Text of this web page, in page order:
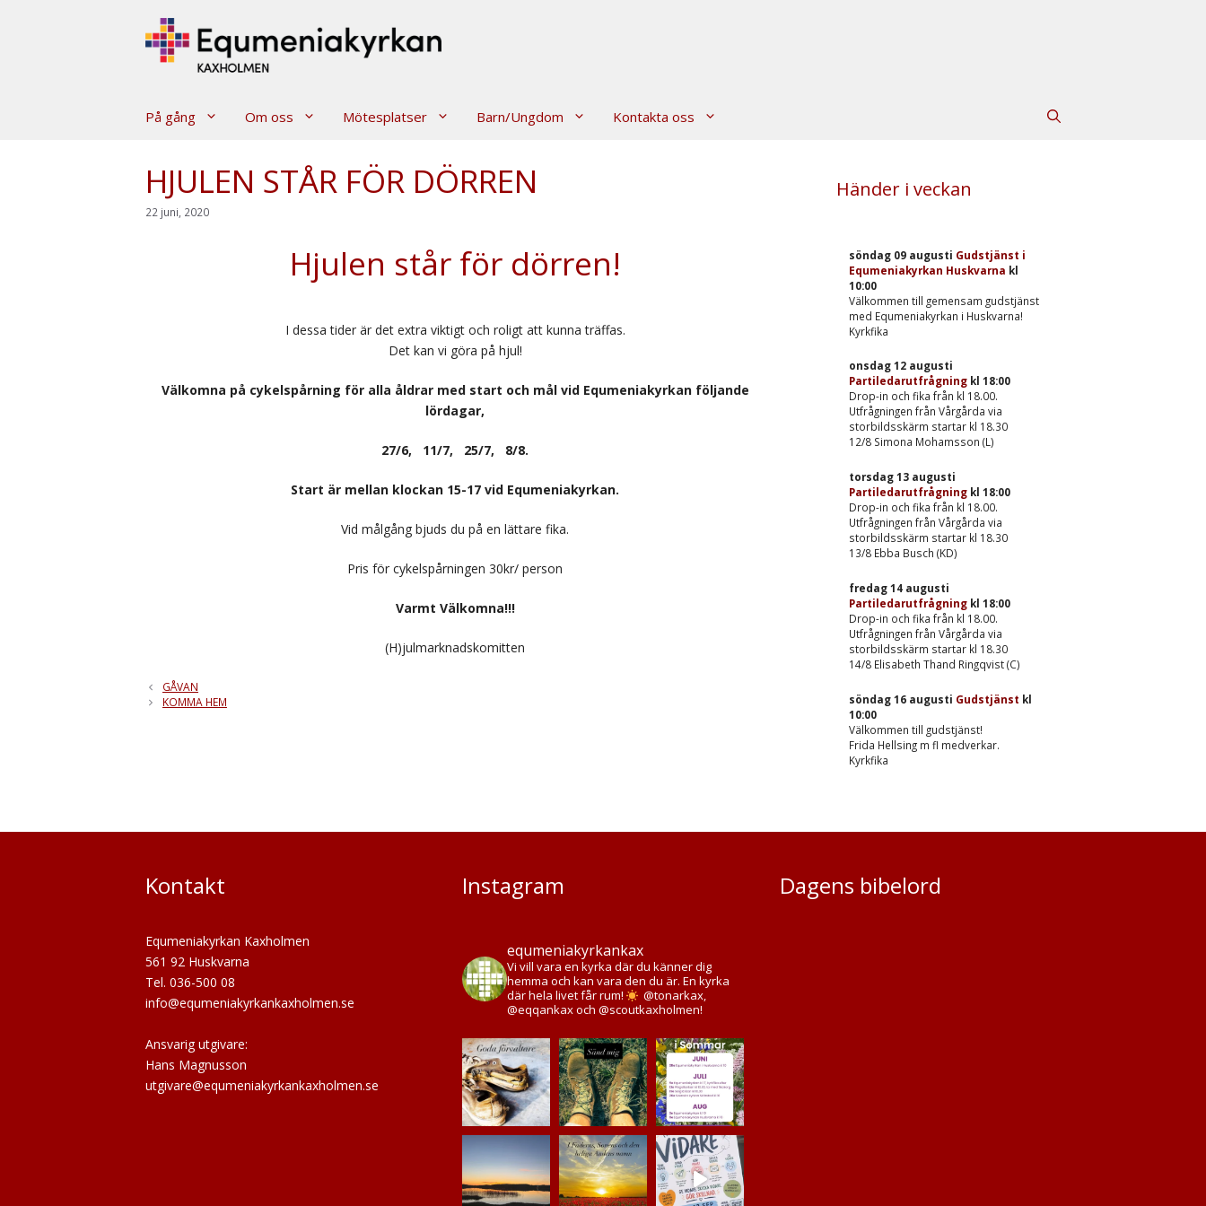
På gång Om oss Mötesplatser Barn/Ungdom Kontakta oss
HJULEN STÅR FÖR DÖRREN
22 juni, 2020
Hjulen står för dörren!
I dessa tider är det extra viktigt och roligt att kunna träffas.
Det kan vi göra på hjul!
Välkomna på cykelspårning för alla åldrar med start och mål vid Equmeniakyrkan följande
lördagar,
27/6, 11/7, 25/7, 8/8.
Start är mellan klockan 15-17 vid Equmeniakyrkan.
Vid målgång bjuds du på en lättare fika.
Pris för cykelspårningen 30kr/ person
Varmt Välkomna!!!
(H)julmarknadskomitten
GÅVAN
KOMMA HEM
Händer i veckan
söndag 09 augusti Gudstjänst i
Equmeniakyrkan Huskvarna kl
10:00
Välkommen till gemensam gudstjänst
med Equmeniakyrkan i Huskvarna!
Kyrkfika
onsdag 12 augusti
Partiledarutfrågning kl 18:00
Drop-in och fika från kl 18.00.
Utfrågningen från Vårgårda via
storbildsskärm startar kl 18.30
12/8 Simona Mohamsson (L)
torsdag 13 augusti
Partiledarutfrågning kl 18:00
Drop-in och fika från kl 18.00.
Utfrågningen från Vårgårda via
storbildsskärm startar kl 18.30
13/8 Ebba Busch (KD)
fredag 14 augusti
Partiledarutfrågning kl 18:00
Drop-in och fika från kl 18.00.
Utfrågningen från Vårgårda via
storbildsskärm startar kl 18.30
14/8 Elisabeth Thand Ringqvist (C)
söndag 16 augusti Gudstjänst kl
10:00
Välkommen till gudstjänst!
Frida Hellsing m fl medverkar.
Kyrkfika
Kontakt
Equmeniakyrkan Kaxholmen
561 92 Huskvarna
Tel. 036-500 08
info@equmeniakyrkankaxholmen.se
Ansvarig utgivare:
Hans Magnusson
utgivare@equmeniakyrkankaxholmen.se
Instagram
equmeniakyrkankax
Vi vill vara en kyrka där du känner dig
hemma och kan vara den du är. En kyrka
där hela livet får rum!
@tonarkax,
@eqqankax och @scoutkaxholmen!
Dagens bibelord